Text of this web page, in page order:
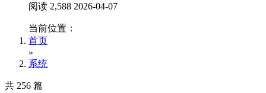
阅读 2,588 2026-04-07
当前位置：
首页
»
系统
共 256 篇